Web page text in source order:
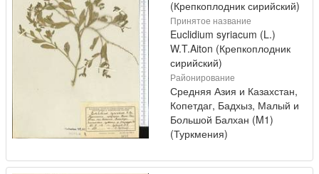
(Крепкоплодник сирийский)
Принятое название
Euclidium syriacum (L.)
W.T.Aiton (Крепкоплодник
сирийский)
Районирование
Средняя Азия и Казахстан,
Копетдаг, Бадхыз, Малый и
Большой Балхан (M1)
(Туркмения)